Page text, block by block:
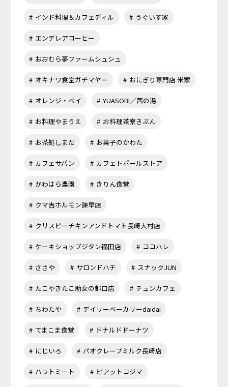
インド料理＆カフェディル うぐいす家
エンデレアコーヒー
おおむら夢ファームシュシュ
オキナワ食堂ガチマヤー おにぎり専門店 米家
オレンジ・ベイ YUASOBI／茜の湯
お料理やまうえ お料理茶寮きぶん
お茶処しまだ お菓子のかわた
カフェサパン カフェトポールストア
かわはら農園 きりん食堂
クマ吉ホルモン諫早店
クリスピーチキンアンドトマト長崎大村店
ケーキショップジタン福田店 ココハレ
ささや サロンドハチ スナックJUN
たこやきたこ助女の都口店 チュンカフェ
ちわたや デイリーベーカリーdaidai
てまこま食堂 ドナルドドーナツ
にじいろ パオクレープミルク長崎店
ハラトミート ピアットコジマ